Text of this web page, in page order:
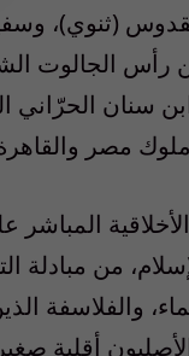
(ثنوي)،
رأس الجالوت
سنان الحرّاني
مصر
المباشر
من مبادلة
والفلاسفة
أقلية